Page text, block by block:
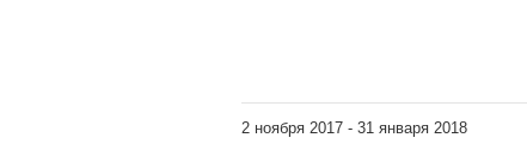
2 ноября 2017 - 31 января 2018